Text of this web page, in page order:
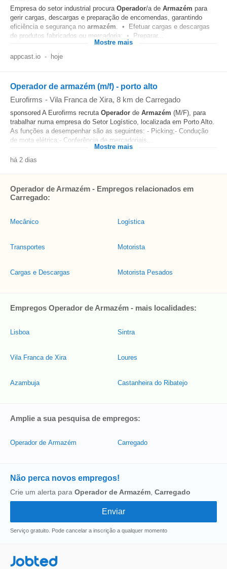
Empresa do setor industrial procura Operador/a de Armazém para
gerir cargas, descargas e preparação de encomendas, garantindo
eficiência e segurança no armazém. • Efetuar cargas e descargas
de produtos fabricados ou mercadoria; • Preparar...
Mostre mais
appcast.io - hoje
Operador de armazém (m/f) - porto alto
Eurofirms - Vila Franca de Xira, 8 km de Carregado
sponsored A Eurofirms recruta Operador de Armazém (M/F), para
trabalhar numa empresa do Setor Logístico, localizada em Porto Alto.
As funções a desempenhar são as seguintes: - Picking;- Condução
de mota elétrica;- Conferência de mercadoriais...
Mostre mais
há 2 dias
Operador de Armazém - Empregos relacionados em
Carregado:
Mecânico
Transportes
Cargas e Descargas
Logística
Motorista
Motorista Pesados
Empregos Operador de Armazém - mais localidades:
Lisboa
Vila Franca de Xira
Azambuja
Sintra
Loures
Castanheira do Ribatejo
Amplie a sua pesquisa de empregos:
Operador de Armazém Carregado
Não perca novos empregos!
Crie um alerta para Operador de Armazém Carregado
Serviço gratuito. Pode cancelar a inscrição a qualquer momento
Jobted